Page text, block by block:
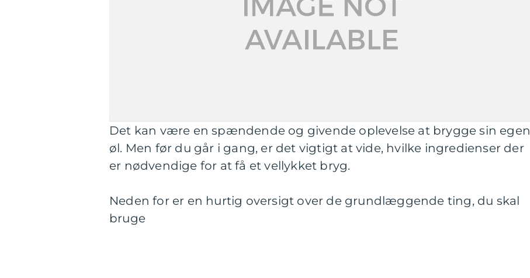
Det kan være en spændende og givende oplevelse at brygge sin egen
øl. Men før du går i gang, er det vigtigt at vide, hvilke ingredienser der
er nødvendige for at få et vellykket bryg.
Neden for er en hurtig oversigt over de grundlæggende ting, du skal
bruge